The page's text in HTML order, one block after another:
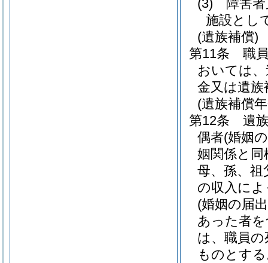
(3)
障害
施設とし
(遺族補償)
第11条
職
おいては
金又は遺
(遺族補償
第12条
遺
偶者(婚姻
姻関係と
母、孫、
の収入に
(婚姻の届
あった者
は、職員
ものとす